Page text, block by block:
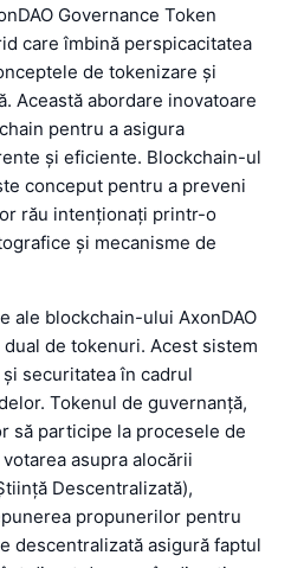
Governance Token
care îmbină perspicacitatea
de tokenizare și
Această abordare inovatoare
pentru a asigura
și eficiente. Blockchain-ul
conceput pentru a preveni
rău intenționați printr-o
și mecanisme de
ale blockchain-ului AxonDAO
de tokenuri. Acest sistem
securitatea în cadrul
Tokenul de guvernanță,
să participe la procesele de
asupra alocării
Descentralizată),
propunerilor pentru
descentralizată asigură faptul